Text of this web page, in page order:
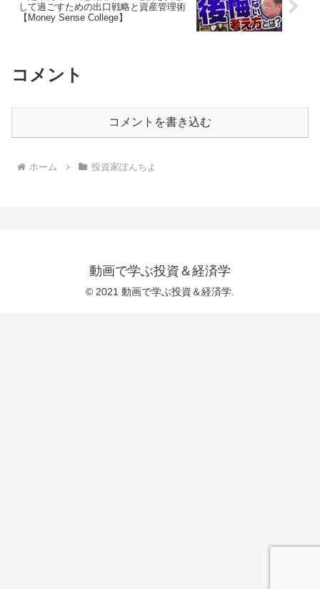
して過ごすための出口戦略と資産管理術
【Money Sense College】
コメント
コメントを書き込む
ホーム 投資家ぽんちよ
動画で学ぶ投資＆経済学
© 2021 動画で学ぶ投資＆経済学.